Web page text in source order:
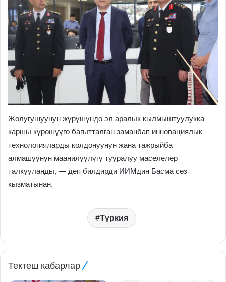
Жолугушуунун жүрүшүндө эл аралык кылмыштуулукка
каршы күрөшүүгө багытталган заманбап инновациялык
технологияларды колдонуунун жана тажрыйба
алмашуунун маанилүүлүгү тууралуу маселелер
талкууланды, — деп билдирди ИИМдин Басма сөз
кызматынан.
Түркия
Тектеш кабарлар